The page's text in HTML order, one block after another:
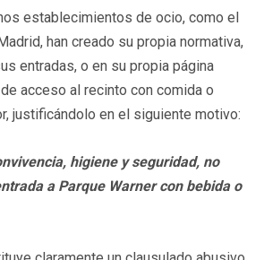
establecimientos de ocio, como el
han creado su propia normativa,
entradas, o en su propia página
acceso al recinto con comida o
justificándolo en el siguiente motivo:
higiene y seguridad, no
a Parque Warner con bebida o